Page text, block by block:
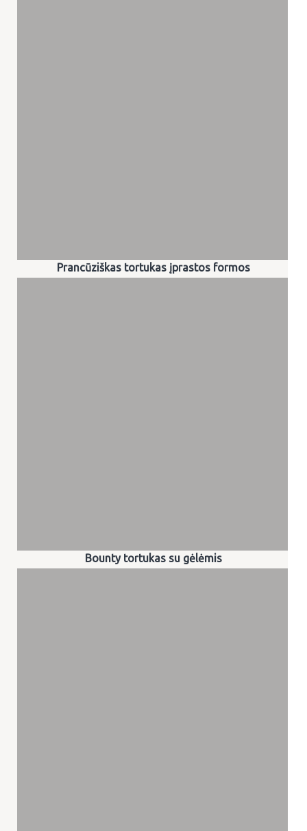
Prancūziškas tortukas įprastos formos
Bounty tortukas su gėlėmis